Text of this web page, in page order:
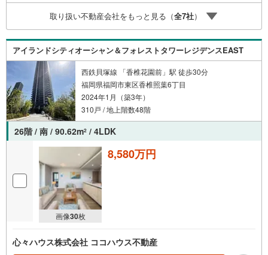
た方、転職後で審査に不安がある方、車・カード・リボ等
のお借入れがある方も大歓迎！【キャンペーン期間:2026年
9月30日まで】福岡市内・郊外の新築戸建情報を豊富にご用
意し、初めての方も安心してご相談いただけます。まずは
お気軽にお問い合わせくださいませ。
取り扱い不動産会社をもっと見る（全7社）
アイランドシティオーシャン＆フォレストタワーレジデンスEAST
西鉄貝塚線 「香椎花園前」駅 徒歩30分
福岡県福岡市東区香椎照葉6丁目
2024年1月（築3年）
310戸 / 地上階数48階
26階 / 南 / 90.62m2 / 4LDK
画像30枚
8,580万円
心々ハウス株式会社 ココハウス不動産